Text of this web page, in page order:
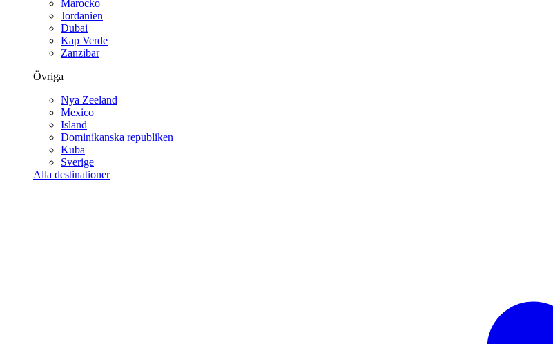
Marocko
Jordanien
Dubai
Kap Verde
Zanzibar
Övriga
Nya Zeeland
Mexico
Island
Dominikanska republiken
Kuba
Sverige
Alla destinationer